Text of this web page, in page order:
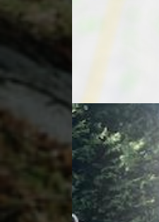
DENSITÉ
ENFANTS